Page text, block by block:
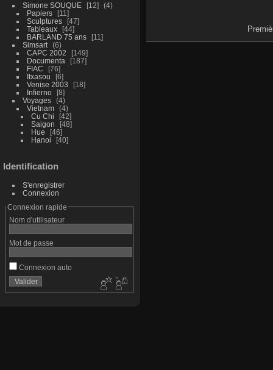
Simone SOUQUE 12
4
Papiers
11
Sculptures
47
Tableaux
44
BARLAND 75 ans
11
Simsart
6
CAPC 2002
149
Documenta
187
FIAC
76
Itxasou
6
Venise 2003
18
Infierno
8
Voyages
4
Vietnam
4
Cu Chi
42
Saigon
48
Hue
46
Hanoi
40
Identification
S'enregistrer
Connexion
Connexion rapide
Nom d'utilisateur
Mot de passe
Connexion auto